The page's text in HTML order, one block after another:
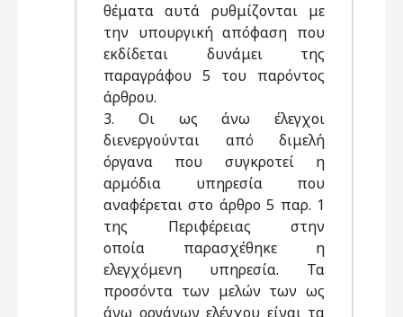
θέματα αυτά ρυθμίζονται με
την υπουργική απόφαση που
εκδίδεται δυνάμει της
παραγράφου 5 του παρόντος
άρθρου.
3. Οι ως άνω έλεγχοι
διενεργούνται από διμελή
όργανα που συγκροτεί η
αρμόδια υπηρεσία που
αναφέρεται στο άρθρο 5 παρ. 1
της Περιφέρειας στην
οποία παρασχέθηκε η
ελεγχόμενη υπηρεσία. Τα
προσόντα των μελών των ως
άνω οργάνων ελέγχου είναι τα